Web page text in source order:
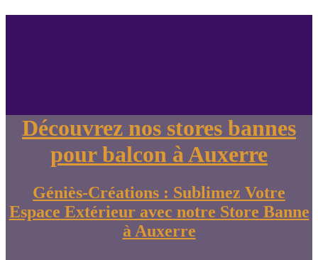
Découvrez nos stores bannes
pour balcon à Auxerre
Géniès-Créations : Sublimez Votre
Espace Extérieur avec notre Store Banne
à Auxerre